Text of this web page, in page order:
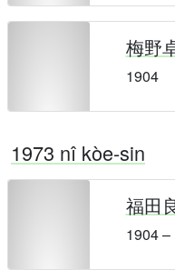
梅野
1904
1973 nî kòe-sin
福田
1904 –